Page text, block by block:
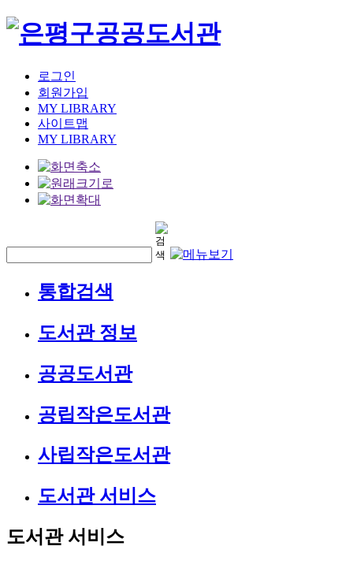
로그인
회원가입
MY LIBRARY
사이트맵
MY LIBRARY
통합검색
도서관 정보
공공도서관
공립작은도서관
사립작은도서관
도서관 서비스
도서관 서비스